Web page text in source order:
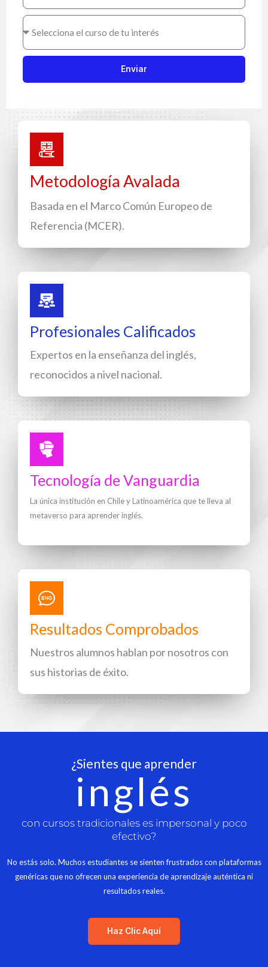
Enviar
Metodología Avalada
Basada en el Marco Común Europeo de
Referencia (MCER).
Profesionales Calificados
Expertos en la enseñanza del inglés,
reconocidos a nivel nacional.
Tecnología de Vanguardia
La única institución en Chile y Latinoamérica que te lleva al
metaverso para aprender inglés.
Resultados Comprobados
Nuestros alumnos hablan por nosotros con
sus historias de éxito.
¿Sientes que aprender
inglés
con cursos tradicionales es impersonal y poco
efectivo?
No estás solo. Muchos estudiantes se sienten frustrados con plataformas
genéricas que no ofrecen una experiencia de aprendizaje auténtica ni
resultados reales.
Haz Clic Aquí